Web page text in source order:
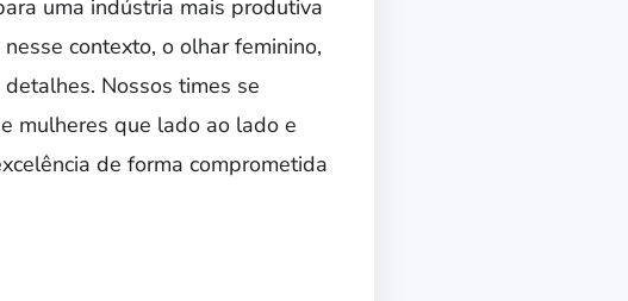
uma indústria mais produtiva
contexto, o olhar feminino,
Nossos times se
mulheres que lado ao lado e
de forma comprometida